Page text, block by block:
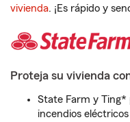
vivienda. ¡Es rápido y
Proteja su vivienda
State Farm y Ting*
incendios